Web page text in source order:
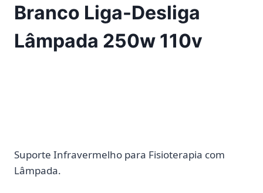
Branco Liga-Desliga
Lâmpada 250w 110v
Suporte Infravermelho para Fisioterapia com
Lâmpada.